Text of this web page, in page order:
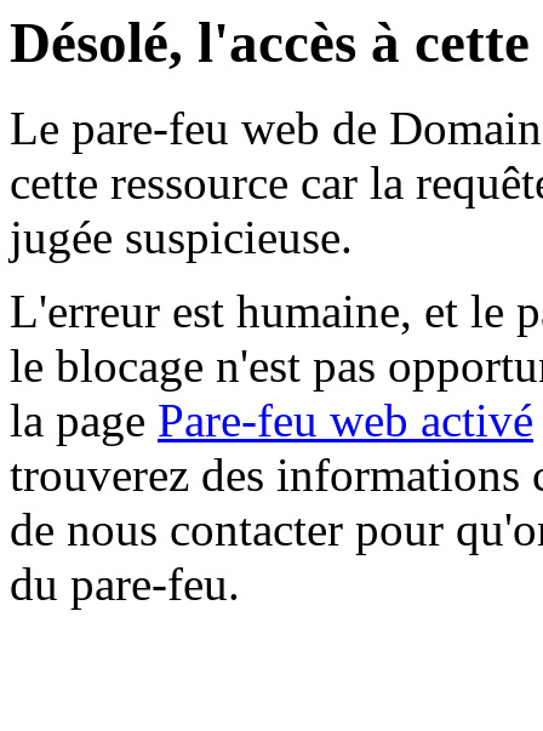
Désolé, l'accès à
Le pare-feu web de
cette ressource car la
jugée suspicieuse.
L'erreur est humaine, et le
le blocage n'est pas
la page Pare-feu web activé
trouverez des informations
de nous contacter pour
du pare-feu.